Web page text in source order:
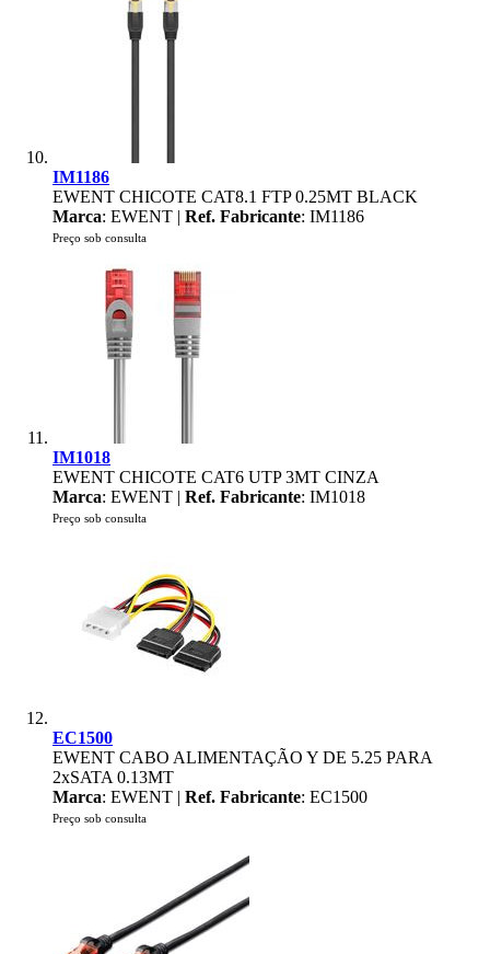
IM1186
EWENT CHICOTE CAT8.1 FTP 0.25MT BLACK
Marca: EWENT | Ref. Fabricante: IM1186
Preço sob consulta
IM1018
EWENT CHICOTE CAT6 UTP 3MT CINZA
Marca: EWENT | Ref. Fabricante: IM1018
Preço sob consulta
EC1500
EWENT CABO ALIMENTAÇÃO Y DE 5.25 PARA
2xSATA 0.13MT
Marca: EWENT | Ref. Fabricante: EC1500
Preço sob consulta